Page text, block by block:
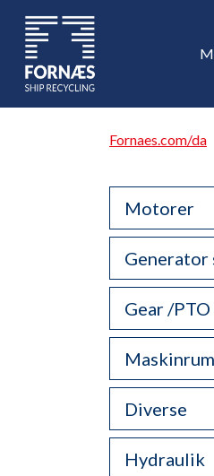
Fornaes.com/da
Motorer
Generator
Gear /PTO
Maskinrum
Diverse
Hydraulik